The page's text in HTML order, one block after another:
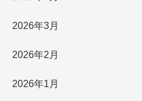
2026年3月
2026年2月
2026年1月